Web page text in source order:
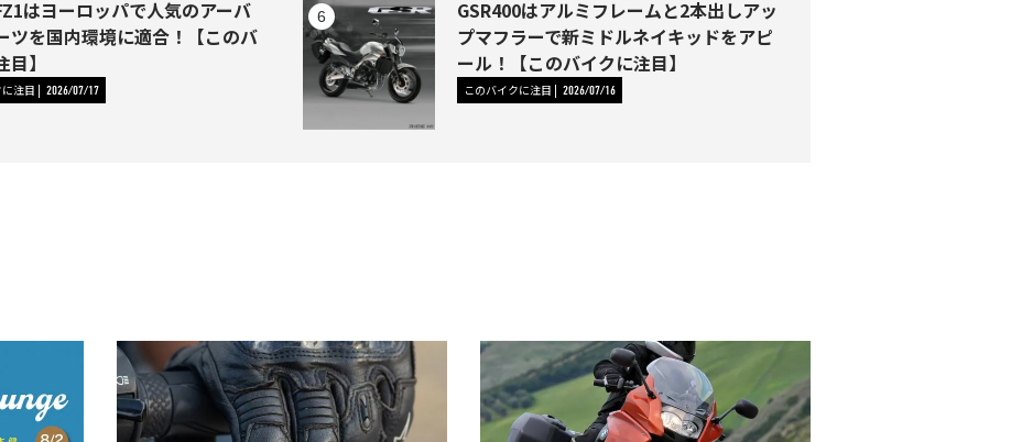
はヨーロッパで人気のアーバ
ツを国内環境に適合！【このバ
】
注目 2026/07/17
GSR400はアルミフレームと2本出しアッ
プマフラーで新ミドルネイキッドをアピ
ール！【このバイクに注目】
このバイクに注目 2026/07/16